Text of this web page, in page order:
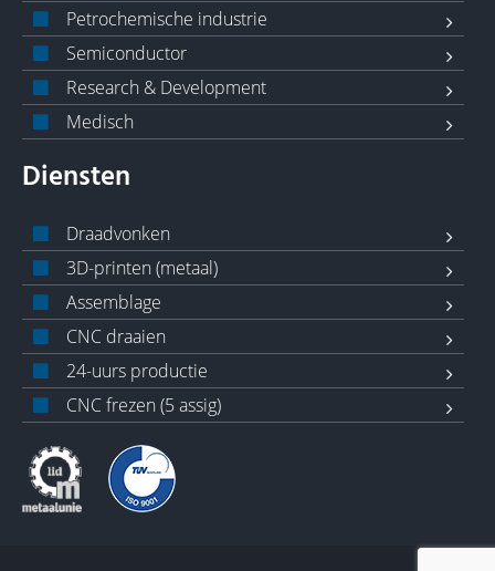
Petrochemische industrie
Semiconductor
Research & Development
Medisch
Diensten
Draadvonken
3D-printen (metaal)
Assemblage
CNC draaien
24-uurs productie
CNC frezen (5 assig)